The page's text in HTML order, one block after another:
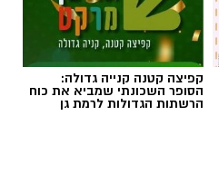
קפיצה קטנה קנייה גדולה:
הסופר השכונתי שמביא את כוח
הרשתות הגדולות לרמת גן